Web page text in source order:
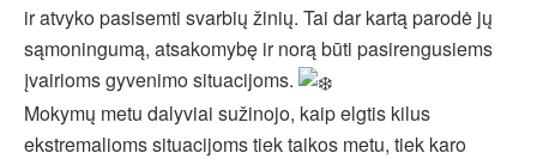
ir atvyko pasisemti svarbių žinių. Tai dar kartą parodė jų
sąmoningumą, atsakomybę ir norą būti pasirengusiems
įvairioms gyvenimo situacijoms.
Mokymų metu dalyviai sužinojo, kaip elgtis kilus
ekstremalioms situacijoms tiek taikos metu, tiek karo